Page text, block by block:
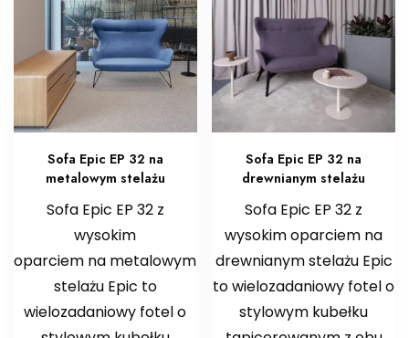
Sofa Epic EP 32 na
metalowym stelażu
Sofa Epic EP 32 z
wysokim
oparciem na metalowym
stelażu Epic to
wielozadaniowy fotel o
Sofa Epic EP 32 na
drewnianym stelażu
Sofa Epic EP 32 z
wysokim oparciem na
drewnianym stelażu Epic
to wielozadaniowy fotel o
stylowym kubełku